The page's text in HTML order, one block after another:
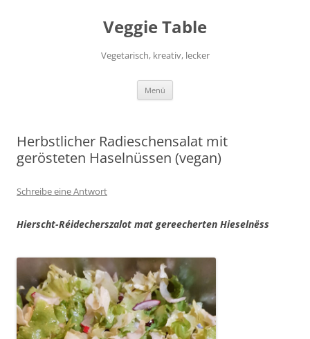
Veggie Table
Vegetarisch, kreativ, lecker
Menü
Herbstlicher Radieschensalat mit
gerösteten Haselnüssen (vegan)
Schreibe eine Antwort
Hierscht-Réidecherszalot mat gereecherten Hieselnëss